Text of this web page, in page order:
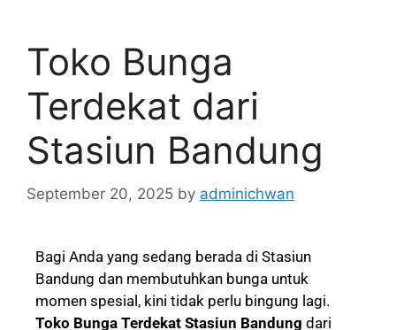
Toko Bunga
Terdekat dari
Stasiun Bandung
September 20, 2025 by adminichwan
Bagi Anda yang sedang berada di Stasiun
Bandung dan membutuhkan bunga untuk
momen spesial, kini tidak perlu bingung lagi.
Toko Bunga Terdekat Stasiun Bandung dari